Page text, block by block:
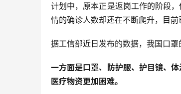
计划中，原本正是返岗工作的阶段
情的确诊人数却还在不断爬升，目前
据工信部近日发布的数据，我国口
一方面是口罩、防护服、护目镜、
医疗物资更加困难。